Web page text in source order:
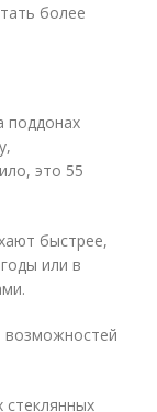
более
поддонах
это 55
быстрее,
или в
возможностей